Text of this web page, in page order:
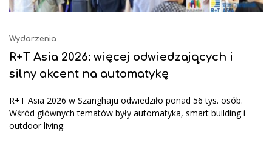
Wydarzenia
R+T Asia 2026: więcej odwiedzających i
silny akcent na automatykę
R+T Asia 2026 w Szanghaju odwiedziło ponad 56 tys. osób.
Wśród głównych tematów były automatyka, smart building i
outdoor living.